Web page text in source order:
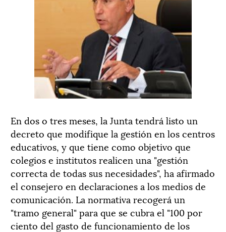
En dos o tres meses, la Junta tendrá listo un
decreto que modifique la gestión en los centros
educativos, y que tiene como objetivo que
colegios e institutos realicen una "gestión
correcta de todas sus necesidades", ha afirmado
el consejero en declaraciones a los medios de
comunicación. La normativa recogerá un
"tramo general" para que se cubra el "100 por
ciento del gasto de funcionamiento de los